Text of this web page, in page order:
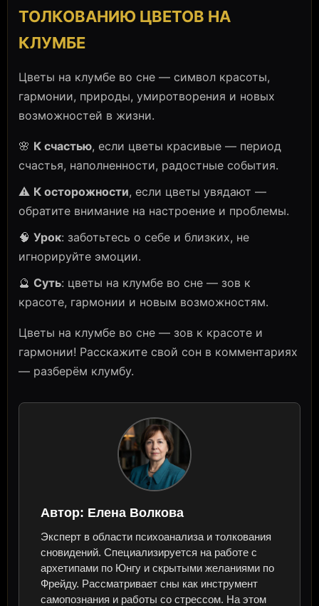
ТОЛКОВАНИЮ ЦВЕТОВ НА
КЛУМБЕ
Цветы на клумбе во сне — символ красоты,
гармонии, природы, умиротворения и новых
возможностей в жизни.
🌸 К счастью, если цветы красивые — период
счастья, наполненности, радостные события.
⚠️ К осторожности, если цветы увядают —
обратите внимание на настроение и проблемы.
🧠 Урок: заботьтесь о себе и близких, не
игнорируйте эмоции.
🔮 Суть: цветы на клумбе во сне — зов к
красоте, гармонии и новым возможностям.
Цветы на клумбе во сне — зов к красоте и
гармонии! Расскажите свой сон в комментариях
— разберём клумбу.
Автор: Елена Волкова
Эксперт в области психоанализа и толкования
сновидений. Специализируется на работе с
архетипами по Юнгу и скрытыми желаниями по
Фрейду. Рассматривает сны как инструмент
самопознания и работы со стрессом. На этом